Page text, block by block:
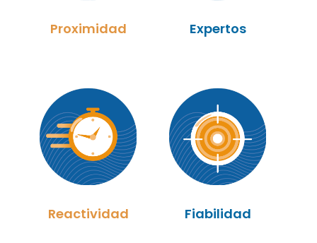
Proximidad Expertos
Reactividad Fiabilidad